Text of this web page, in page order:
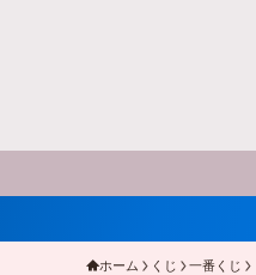
ホーム くじ 一番くじ